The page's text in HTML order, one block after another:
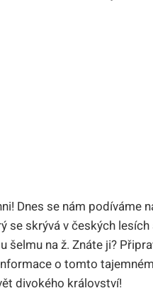
Dnes se nám podíváme
se skrývá v českých
šelmu na ž. Znáte ji?
o tomto
divokého království!